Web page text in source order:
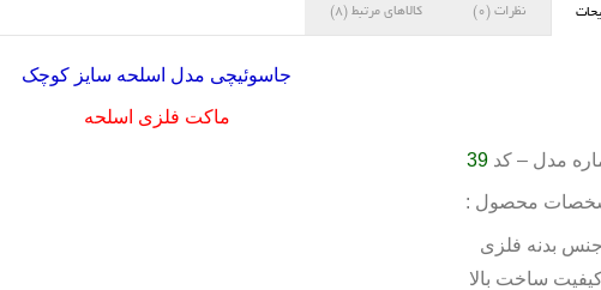
نظرات (0) کالاهای مرتبط (8)
جاسوئیچی مدل اسلحه سایز کوچک
ماکت فلزی اسلحه
مدل – کد39
محصول :
بدنه فلزی
ساخت بالا